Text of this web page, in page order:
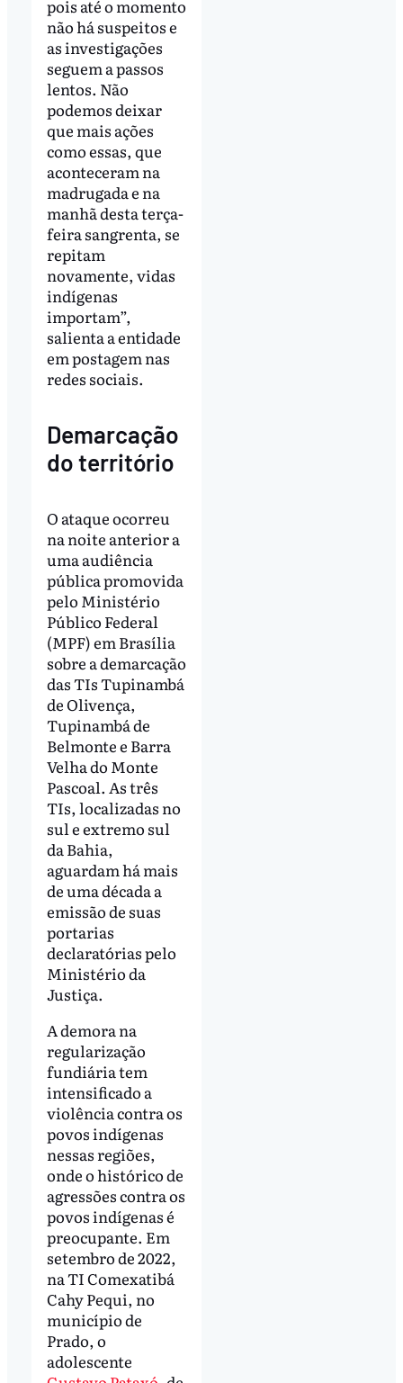
pois até o momento
não há suspeitos e
as investigações
seguem a passos
lentos. Não
podemos deixar
que mais ações
como essas, que
aconteceram na
madrugada e na
manhã desta terça-
feira sangrenta, se
repitam
novamente, vidas
indígenas
importam”,
salienta a entidade
em postagem nas
redes sociais.
Demarcação
do território
O ataque ocorreu
na noite anterior a
uma audiência
pública promovida
pelo Ministério
Público Federal
(MPF) em Brasília
sobre a demarcação
das TIs Tupinambá
de Olivença,
Tupinambá de
Belmonte e Barra
Velha do Monte
Pascoal. As três
TIs, localizadas no
sul e extremo sul
da Bahia,
aguardam há mais
de uma década a
emissão de suas
portarias
declaratórias pelo
Ministério da
Justiça.
A demora na
regularização
fundiária tem
intensificado a
violência contra os
povos indígenas
nessas regiões,
onde o histórico de
agressões contra os
povos indígenas é
preocupante. Em
setembro de 2022,
na TI Comexatibá
Cahy Pequi, no
município de
Prado, o
adolescente